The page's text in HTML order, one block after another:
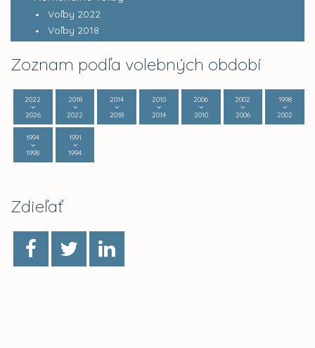
Voľby 2022
Voľby 2018
Zoznam podľa volebných období
2022
2026
2018
2022
2014
2018
2010
2014
2006
2010
2002
2006
1998
2002
1994
1998
1991
1994
Zdieľať